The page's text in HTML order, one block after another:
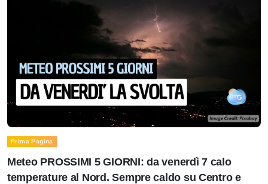
Prima Pagina
Meteo PROSSIMI 5 GIORNI: da venerdì 7 calo
temperature al Nord. Sempre caldo su Centro e